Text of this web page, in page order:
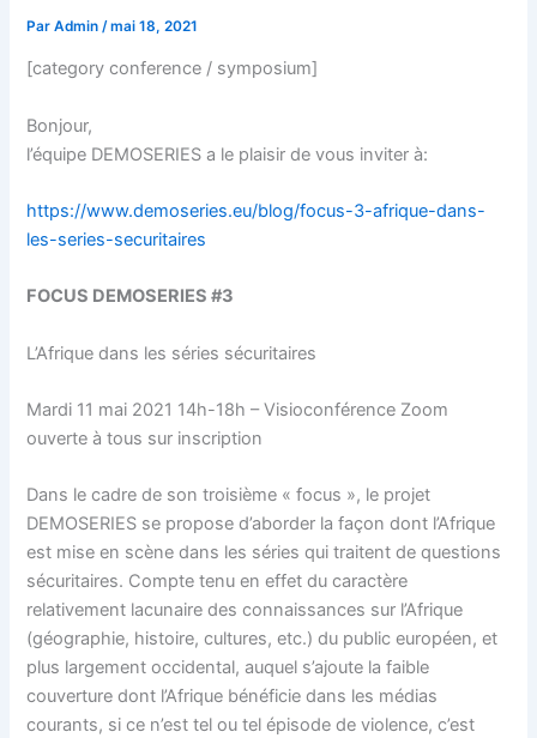
ParAdmin/mai 18, 2021
[category conference / symposium]
Bonjour,
l’équipe DEMOSERIES a le plaisir de vous inviter à:
https://www.demoseries.eu/blog/focus-3-afrique-dans-
les-series-securitaires
FOCUS DEMOSERIES #3
L’Afrique dans les séries sécuritaires
Mardi 11 mai 2021 14h-18h – Visioconférence Zoom
ouverte à tous sur inscription
Dans le cadre de son troisième « focus », le projet
DEMOSERIES se propose d’aborder la façon dont l’Afrique
est mise en scène dans les séries qui traitent de questions
sécuritaires. Compte tenu en effet du caractère
relativement lacunaire des connaissances sur l’Afrique
(géographie, histoire, cultures, etc.) du public européen, et
plus largement occidental, auquel s’ajoute la faible
couverture dont l’Afrique bénéficie dans les médias
courants, si ce n’est tel ou tel épisode de violence, c’est